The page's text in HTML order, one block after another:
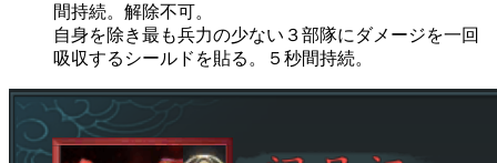
間持続。解除不可。
自身を除き最も兵力の少ない３部隊にダメージを一回
吸収するシールドを貼る。５秒間持続。